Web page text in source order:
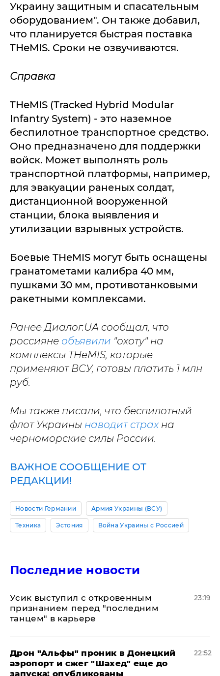
Украину защитным и спасательным
оборудованием". Он также добавил,
что планируется быстрая поставка
THeMIS. Сроки не озвучиваются.
Справка
THeMIS (Tracked Hybrid Modular
Infantry System) - это наземное
беспилотное транспортное средство.
Оно предназначено для поддержки
войск. Может выполнять роль
транспортной платформы, например,
для эвакуации раненых солдат,
дистанционной вооруженной
станции, блока выявления и
утилизации взрывных устройств.
Боевые THeMIS могут быть оснащены
гранатометами калибра 40 мм,
пушками 30 мм, противотанковыми
ракетными комплексами.
Ранее Диалог.UA сообщал, что
россияне объявили "охоту" на
комплексы THeMIS, которые
применяют ВСУ, готовы платить 1 млн
руб.
Мы также писали, что беспилотный
флот Украины наводит страхна
черноморские силы России.
ВАЖНОЕ СООБЩЕНИЕ ОТ
РЕДАКЦИИ!
Новости Германии Армия Украины (ВСУ)
Техника Эстония Война Украины с Россией
Последние новости
Усик выступил с откровенным
признанием перед "последним
танцем" в карьере
23:19
Дрон "Альфы" проник в Донецкий
аэропорт и сжег "Шахед" еще до
запуска: опубликованы
22:52